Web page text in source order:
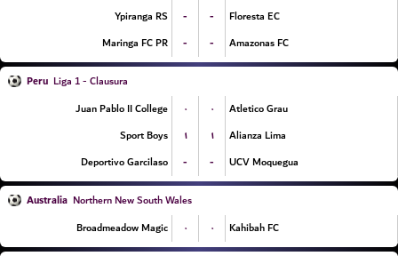
Ypiranga RS
- -
Floresta EC
Maringa FC PR
- - Amazonas FC
Peru Liga 1 - Clausura
Juan Pablo II College
۰ ۰
Atletico Grau
Sport Boys
۱ ۱
Alianza Lima
Deportivo Garcilaso
- - UCV Moquegua
Australia Northern New South Wales
Broadmeadow Magic
۰ ۰ Kahibah FC